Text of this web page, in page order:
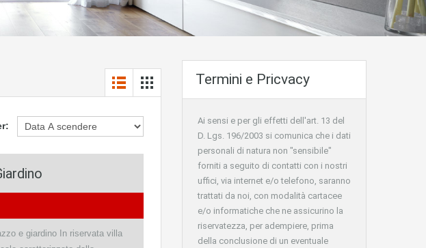
e giardino In riservata villa
Termini e Pricvacy
Ai sensi e per gli effetti dell'art. 13 del
D. Lgs. 196/2003 si comunica che i dati
personali di natura non "sensibile"
forniti a seguito di contatti con i nostri
uffici, via internet e/o telefono, saranno
trattati da noi, con modalità cartacee
e/o informatiche che ne assicurino la
riservatezza, per adempiere, prima
della conclusione di un eventuale